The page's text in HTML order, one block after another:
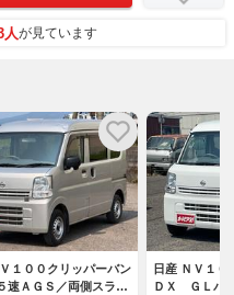
人が見ています
１００クリッパーバン
ＡＧＳ／両側スライ
日産 ＮＶ１０
ＤＸ ＧＬパ